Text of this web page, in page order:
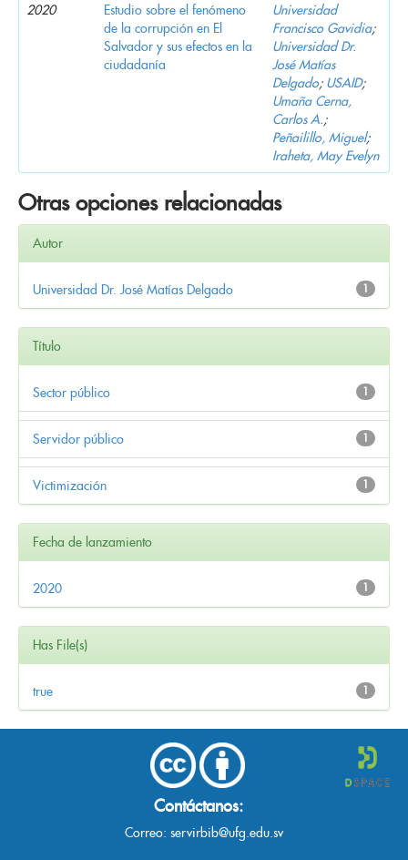
2020
Estudio sobre el fenómeno
de la corrupción en El
Salvador y sus efectos en la
ciudadanía
Universidad
Francisco Gavidia;
Universidad Dr.
José Matías
Delgado; USAID;
Umaña Cerna,
Carlos A.;
Peñailillo, Miguel;
Iraheta, May Evelyn
Otras opciones relacionadas
Autor
1
Universidad Dr. José Matías Delgado
Título
1
Sector público
1
Servidor público
1
Victimización
Fecha de lanzamiento
1
2020
Has File(s)
1
true
Contáctanos:
Correo: servirbib@ufg.edu.sv